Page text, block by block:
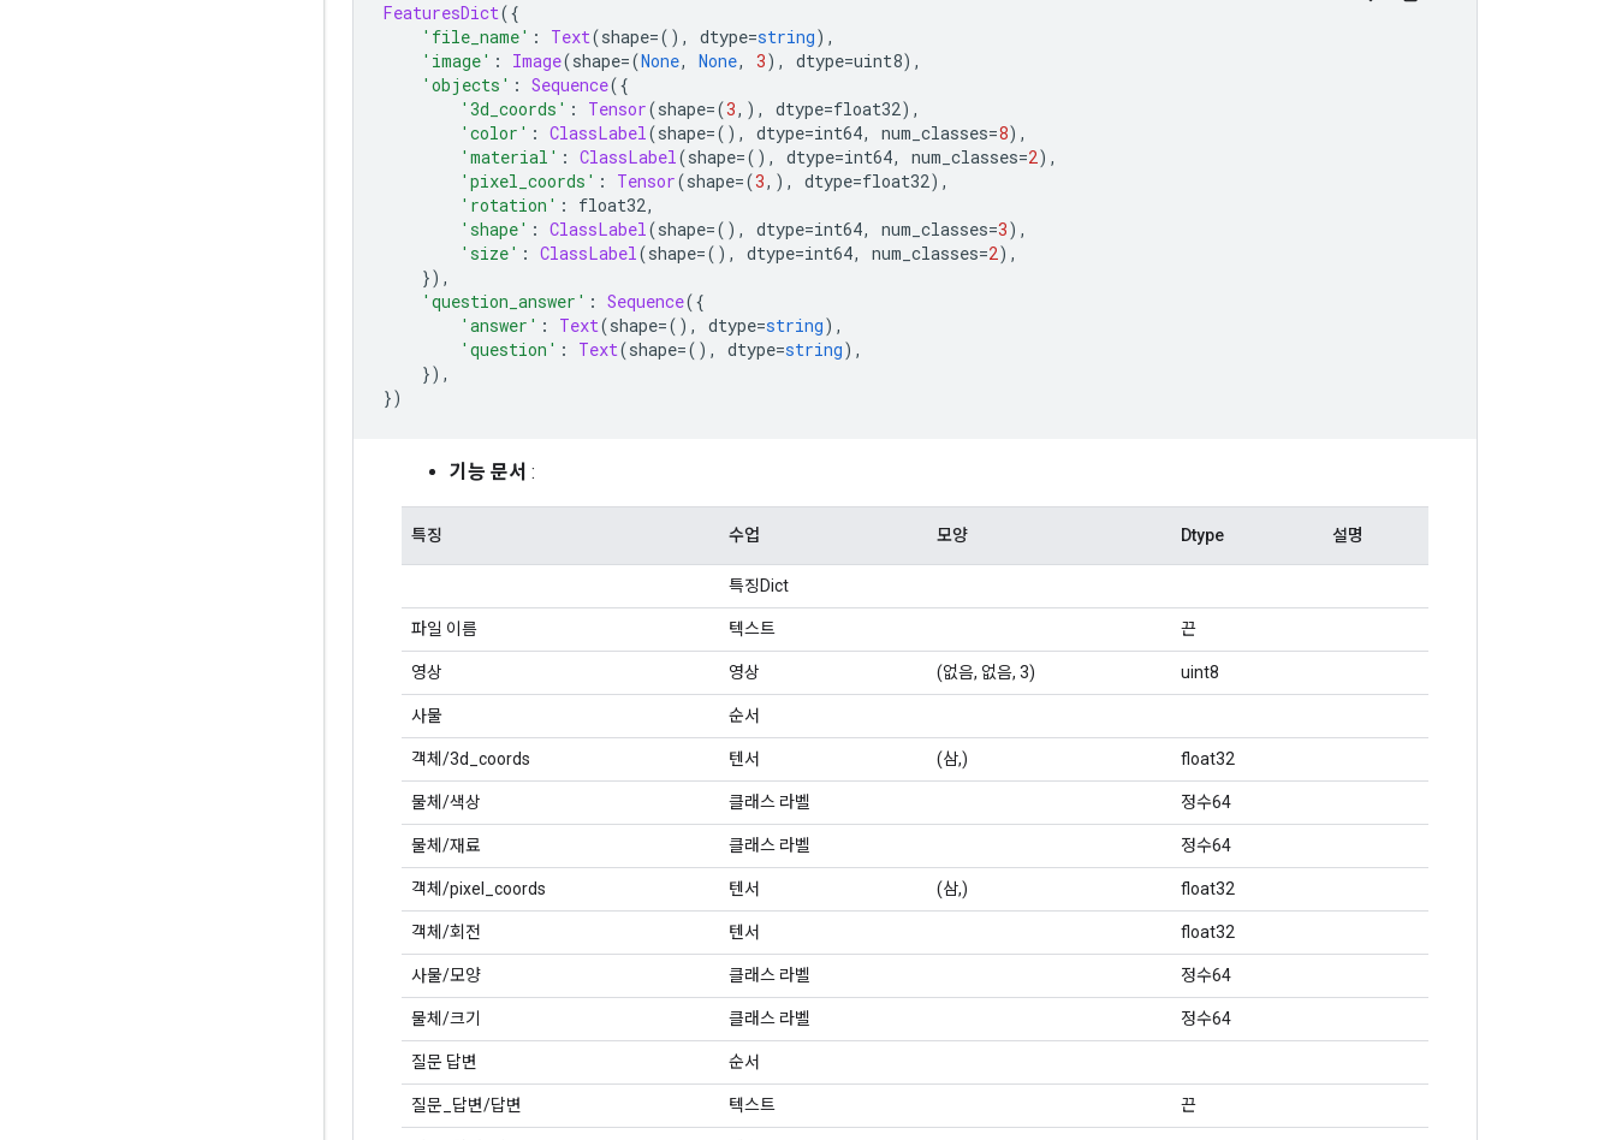
FeaturesDict({
'file_name' : Text(shape=(), dtype=string),
'image' : Image(shape=(None, None, 3), dtype=uint8),
'objects' : Sequence({
'3d_coords' : Tensor(shape=(3,), dtype=float32),
'color' : ClassLabel(shape=(), dtype=int64, num_classes=8),
'material' : ClassLabel(shape=(), dtype=int64, num_classes=2),
'pixel_coords' : Tensor(shape=(3,), dtype=float32),
'rotation' : float32,
'shape' : ClassLabel(shape=(), dtype=int64, num_classes=3),
'size' : ClassLabel(shape=(), dtype=int64, num_classes=2),
}),
'question_answer' : Sequence({
'answer' : Text(shape=(), dtype=string),
'question' : Text(shape=(), dtype=string),
}),
})
기능 문서 :
특징 수업 모양 Dtype 설명
특징Dict
파일 이름 텍스트 끈
영상 영상 (없음, 없음, 3) uint8
사물 순서
객체/3d_coords 텐서 (삼,) float32
물체/색상 클래스 라벨 정수64
물체/재료 클래스 라벨 정수64
객체/pixel_coords 텐서 (삼,) float32
객체/회전 텐서 float32
사물/모양 클래스 라벨 정수64
물체/크기 클래스 라벨 정수64
질문 답변 순서
질문_답변/답변 텍스트 끈